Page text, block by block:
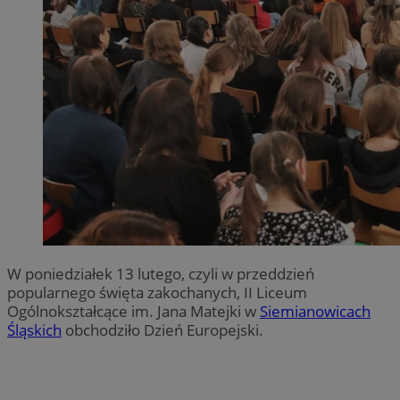
W poniedziałek 13 lutego, czyli w przeddzień
popularnego święta zakochanych, II Liceum
Ogólnokształcące im. Jana Matejki w Siemianowicach
Śląskich obchodziło Dzień Europejski.